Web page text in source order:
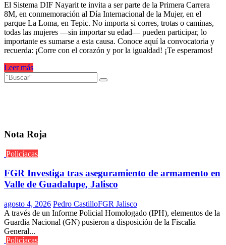
El Sistema DIF Nayarit te invita a ser parte de la Primera Carrera
8M, en conmemoración al Día Internacional de la Mujer, en el
parque La Loma, en Tepic. No importa si corres, trotas o caminas,
todas las mujeres —sin importar su edad— pueden participar, lo
importante es sumarse a esta causa. Conoce aquí la convocatoria y
recuerda: ¡Corre con el corazón y por la igualdad! ¡Te esperamos!
Leer más
Nota Roja
Policíacas
FGR Investiga tras aseguramiento de armamento en
Valle de Guadalupe, Jalisco
agosto 4, 2026 Pedro CastilloFGR Jalisco
A través de un Informe Policial Homologado (IPH), elementos de la
Guardia Nacional (GN) pusieron a disposición de la Fiscalía
General...
Policíacas